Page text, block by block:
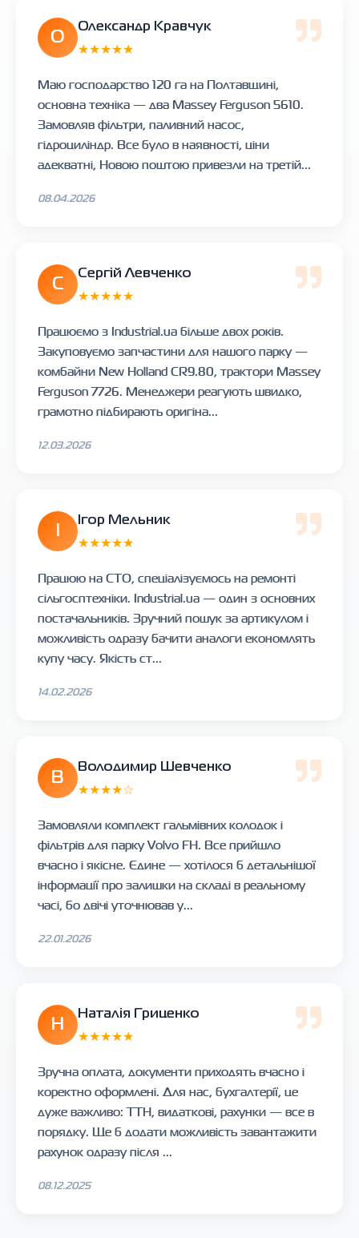
О
Олександр Кравчук
★★★★★
Маю господарство 120 га на Полтавщині,
основна техніка — два Massey Ferguson 5610.
Замовляв фільтри, паливний насос,
гідроциліндр. Все було в наявності, ціни
адекватні, Новою поштою привезли на третій...
08.04.2026
С
Сергій Левченко
★★★★★
Працюємо з Industrial.ua більше двох років.
Закуповуємо запчастини для нашого парку —
комбайни New Holland CR9.80, трактори Massey
Ferguson 7726. Менеджери реагують швидко,
грамотно підбирають оригіна...
12.03.2026
Ігор Мельник
★★★★★
Працюю на СТО, спеціалізуємось на ремонті
сільгосптехніки. Industrial.ua — один з основних
постачальників. Зручний пошук за артикулом і
можливість одразу бачити аналоги економлять
купу часу. Якість ст...
14.02.2026
В
Володимир Шевченко
★★★★☆
Замовляли комплект гальмівних колодок і
фільтрів для парку Volvo FH. Все прийшло
вчасно і якісне. Єдине — хотілося б детальнішої
інформації про залишки на складі в реальному
часі, бо двічі уточнював у...
22.01.2026
Н
Наталія Гриценко
★★★★★
Зручна оплата, документи приходять вчасно і
коректно оформлені. Для нас, бухгалтерії, це
дуже важливо: ТТН, видаткові, рахунки — все в
порядку. Ще б додати можливість завантажити
рахунок одразу після ...
08.12.2025